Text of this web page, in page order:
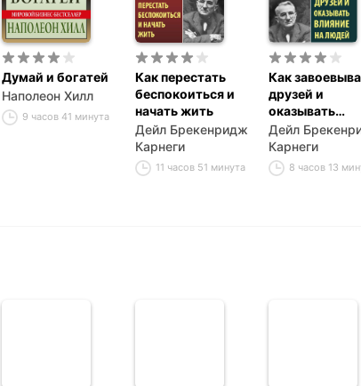
Думай и богатей
Наполеон Хилл
9 часов 41 минута
Как перестать
беспокоиться и
начать жить
Дейл Брекенридж
Карнеги
11 часов 51 минута
Как
друзей и
оказывать
влияние на
Дейл
Карнеги
8 часов 13